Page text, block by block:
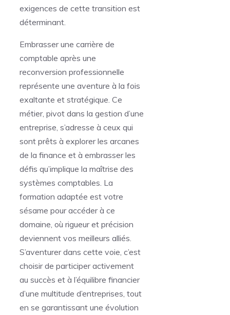
exigences de cette transition est
déterminant.
Embrasser une carrière de
comptable après une
reconversion professionnelle
représente une aventure à la fois
exaltante et stratégique. Ce
métier, pivot dans la gestion d’une
entreprise, s’adresse à ceux qui
sont prêts à explorer les arcanes
de la finance et à embrasser les
défis qu’implique la maîtrise des
systèmes comptables. La
formation adaptée est votre
sésame pour accéder à ce
domaine, où rigueur et précision
deviennent vos meilleurs alliés.
S’aventurer dans cette voie, c’est
choisir de participer activement
au succès et à l’équilibre financier
d’une multitude d’entreprises, tout
en se garantissant une évolution